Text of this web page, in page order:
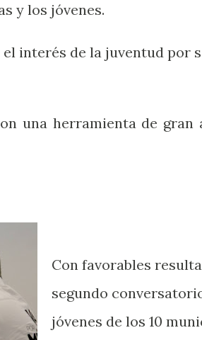
y los jóvenes.
de la juventud por
herramienta de gran
Con favorables
segundo
jóvenes de los 10